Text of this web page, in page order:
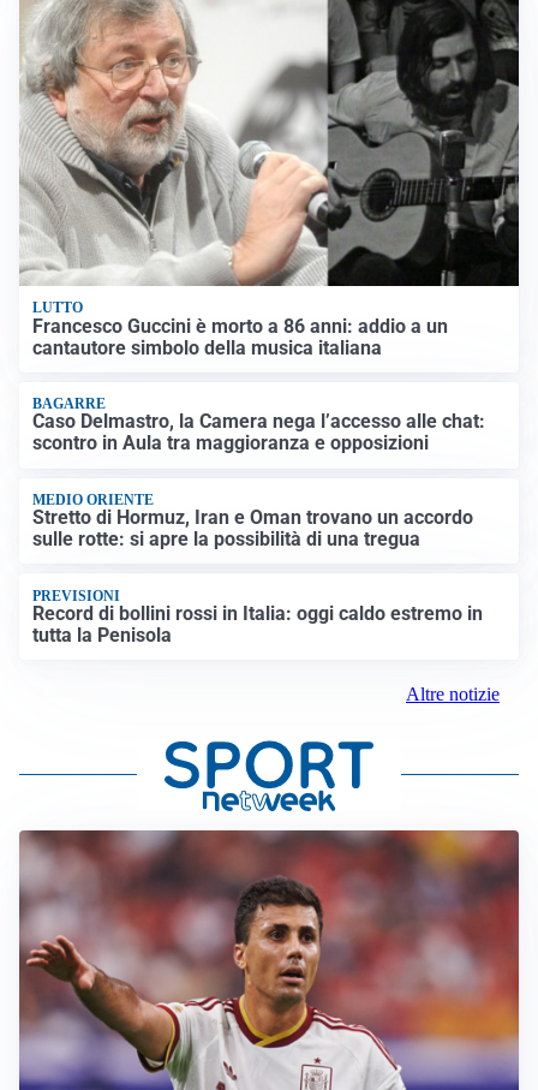
LUTTO
Francesco Guccini è morto a 86 anni: addio a un
cantautore simbolo della musica italiana
BAGARRE
Caso Delmastro, la Camera nega l’accesso alle chat:
scontro in Aula tra maggioranza e opposizioni
MEDIO ORIENTE
Stretto di Hormuz, Iran e Oman trovano un accordo
sulle rotte: si apre la possibilità di una tregua
PREVISIONI
Record di bollini rossi in Italia: oggi caldo estremo in
tutta la Penisola
Altre notizie